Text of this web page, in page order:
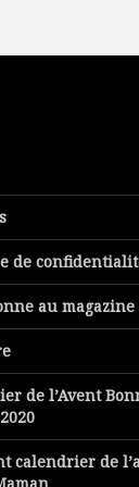
de
au magazine
de l’Avent
calendrier de